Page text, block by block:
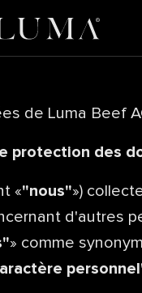
de Luma Beef
protection des
«"nous"»)
d'autres
» comme